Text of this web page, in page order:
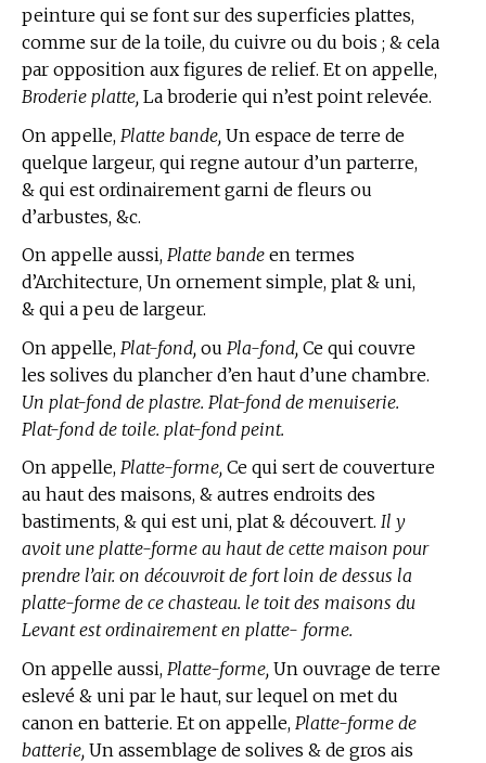
peinture qui se font sur des superficies plattes,
comme sur de la toile, du cuivre ou du bois ; & cela
par opposition aux figures de relief. Et on appelle,
Broderie platte, La broderie qui n’est point relevée.
On appelle, Platte bande, Un espace de terre de
quelque largeur, qui regne autour d’un parterre,
& qui est ordinairement garni de fleurs ou
d’arbustes, &c.
On appelle aussi, Platte bande en termes
d’Architecture, Un ornement simple, plat & uni,
& qui a peu de largeur.
On appelle, Plat-fond, ou Pla-fond, Ce qui couvre
les solives du plancher d’en haut d’une chambre.
Un plat-fond de plastre. Plat-fond de menuiserie.
Plat-fond de toile. plat-fond peint.
On appelle, Platte-forme, Ce qui sert de couverture
au haut des maisons, & autres endroits des
bastiments, & qui est uni, plat & découvert. Il y
avoit une platte-forme au haut de cette maison pour
prendre l’air. on découvroit de fort loin de dessus la
platte-forme de ce chasteau. le toit des maisons du
Levant est ordinairement en platte- forme.
On appelle aussi, Platte-forme, Un ouvrage de terre
eslevé & uni par le haut, sur lequel on met du
canon en batterie. Et on appelle, Platte-forme de
batterie, Un assemblage de solives & de gros ais